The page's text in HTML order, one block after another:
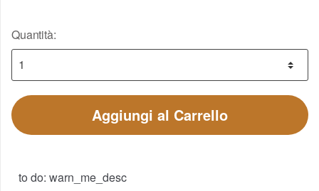
Quantità:
Aggiungi al Carrello
to do: warn_me_desc